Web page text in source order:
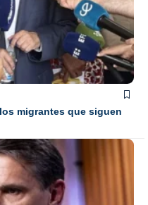
migrantes que siguen